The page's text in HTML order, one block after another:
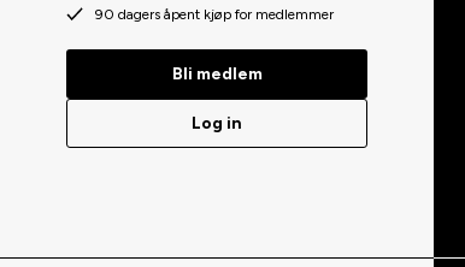
90 dagers åpent kjøp for medlemmer
Bli medlem
Log in